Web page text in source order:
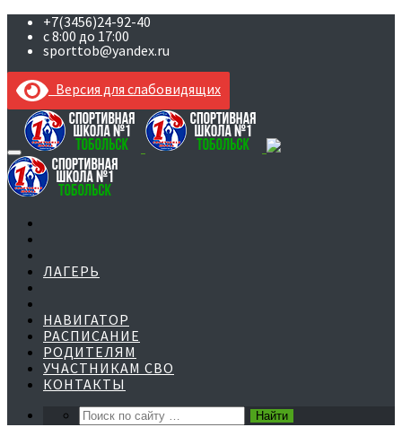
+7(3456)24-92-40
с 8:00 до 17:00
sporttob@yandex.ru
Версия для слабовидящих
Skip
content
ЛАГЕРЬ
НАВИГАТОР
РАСПИСАНИЕ
РОДИТЕЛЯМ
УЧАСТНИКАМ СВО
КОНТАКТЫ